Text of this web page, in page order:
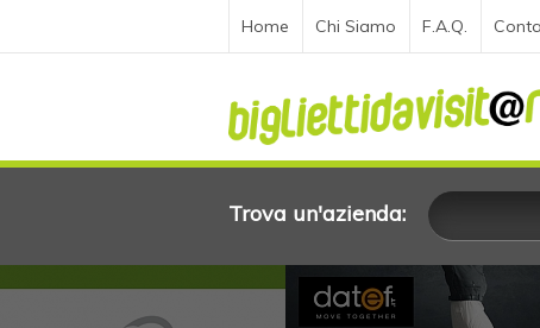
Home Chi Siamo F.A.Q.
Trova un'azienda: